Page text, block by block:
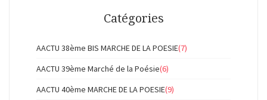
Catégories
AACTU 38ème BIS MARCHE DE LA POESIE(7)
AACTU 39ème Marché de la Poésie(6)
AACTU 40ème MARCHE DE LA POESIE(9)